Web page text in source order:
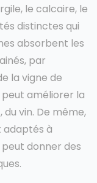
le calcaire, le
distinctes qui
absorbent les
par
la vigne de
améliorer la
vin. De même,
à
donner des